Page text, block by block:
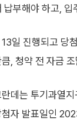
부해야 하고,
일 진행되고 당
, 청약 전 자금
데는 투기과열
자 발표일인